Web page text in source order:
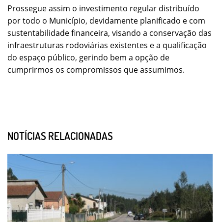
Prossegue assim o investimento regular distribuído
por todo o Município, devidamente planificado e com
sustentabilidade financeira, visando a conservação das
infraestruturas rodoviárias existentes e a qualificação
do espaço público, gerindo bem a opção de
cumprirmos os compromissos que assumimos.
NOTÍCIAS RELACIONADAS